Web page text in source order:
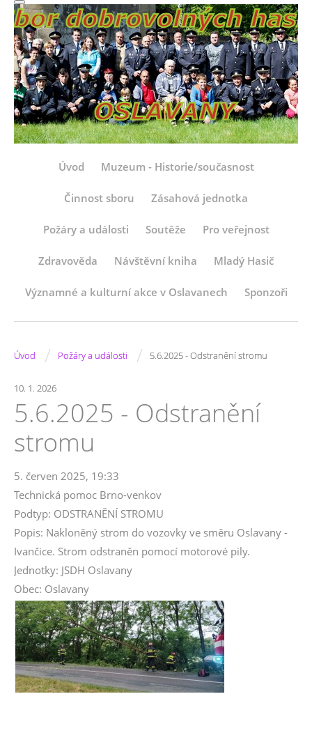
Úvod Muzeum - Historie/současnost
Činnost sboru Zásahová jednotka
Požáry a události Soutěže Pro veřejnost
Zdravověda Návštěvní kniha Mladý Hasič
Významné a kulturní akce v Oslavanech Sponzoři
Úvod / Požáry a události / 5.6.2025 - Odstranění stromu
10. 1. 2026
5.6.2025 - Odstranění
stromu
5. červen 2025, 19:33
Technická pomoc Brno-venkov
Podtyp: ODSTRANĚNÍ STROMU
Popis: Nakloněný strom do vozovky ve směru Oslavany -
Ivančice. Strom odstraněn pomocí motorové pily.
Jednotky: JSDH Oslavany
Obec: Oslavany